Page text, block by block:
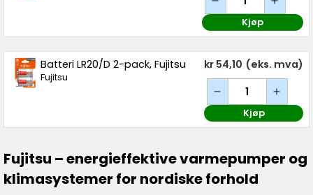
Kjøp
Batteri LR20/D 2-pack, Fujitsu
Fujitsu
kr 54,10 (eks. mva)
Kjøp
Fujitsu – energieffektive varmepumper og
klimasystemer for nordiske forhold